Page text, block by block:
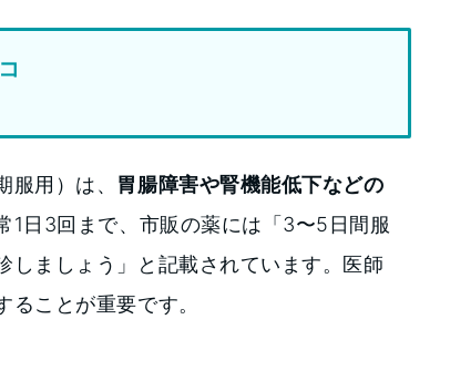
用）は、 胃腸障害や腎機能低下などの
1日3回まで、市販の薬には「3〜5日間服
しましょう」と記載されています。医師
ことが重要です。